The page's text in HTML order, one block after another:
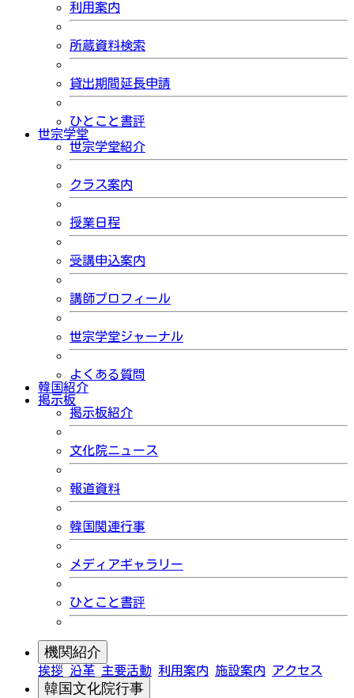
利用案内
所蔵資料検索
貸出期間延長申請
ひとこと書評
世宗学堂
世宗学堂紹介
クラス案内
授業日程
受講申込案内
講師プロフィール
世宗学堂ジャーナル
よくある質問
韓国紹介
掲示板
掲示板紹介
文化院ニュース
報道資料
韓国関連行事
メディアギャラリー
ひとこと書評
機関紹介
挨拶 沿革 主要活動 利用案内 施設案内 アクセス
韓国文化院行事